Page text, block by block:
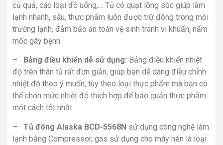
củ quả, các loại đồ uống,… Tủ có quạt lồng sóc giúp làm
lạnh nhanh, sâu, thực phẩm luôn được trữ đông trong môi
trường lạnh, đảm bảo an toàn vệ sinh tránh vi khuẩn, nấm
mốc gây bệnh.
– Bảng điều khiển dễ sử dụng: Bảng điều khiển nhiệt
độ trên thân tủ rất đơn giản, giúp bạn dễ dàng điều chỉnh
nhiệt độ theo ý muốn, tùy theo loại thực phẩm mà bạn có
thể chọn mức nhiệt độ thích hợp để bảo quản thực phẩm
một cách tốt nhất.
– Tủ đông Alaska BCD-5568N sử dụng công nghệ làm
lạnh bằng Compressor, gas sử dụng cho máy nén là loại